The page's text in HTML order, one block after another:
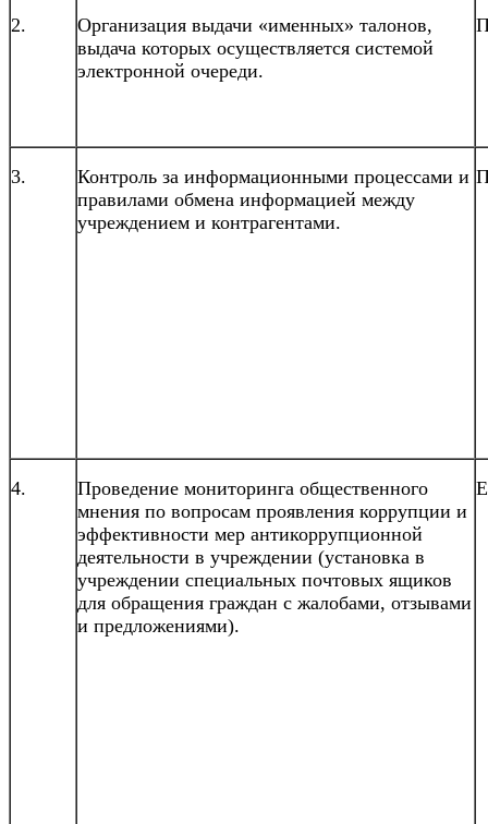
2.
Организация выдачи «именных» талонов,
выдача которых осуществляется системой
электронной очереди.
3.
Контроль за информационными процессами и
правилами обмена информацией между
учреждением и контрагентами.
4.
Проведение мониторинга общественного
мнения по вопросам проявления коррупции и
эффективности мер антикоррупционной
деятельности в учреждении (установка в
учреждении специальных почтовых ящиков
для обращения граждан с жалобами, отзывами
и предложениями).